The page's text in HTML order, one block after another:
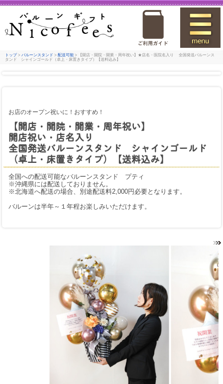
トップ > バルーンスタンド > 配送可能 > 【開店・開院・開業・周年祝い】★店名・医院名入り 全国発送バルーンス
タンド シャインゴールド（卓上・床置きタイプ）【送料込み】
お店のオープン祝いに！おすすめ！
【開店・開院・開業・周年祝い】
開店祝い・店名入り
全国発送バルーンスタンド シャインゴールド
（卓上・床置きタイプ）【送料込み】
全国への配送可能なバルーンスタンド プティ
※沖縄県には配送しておりません。
※北海道へ配送の場合、別途配送料2,000円必要となります。
バルーンは半年～１年程お楽しみいただけます。